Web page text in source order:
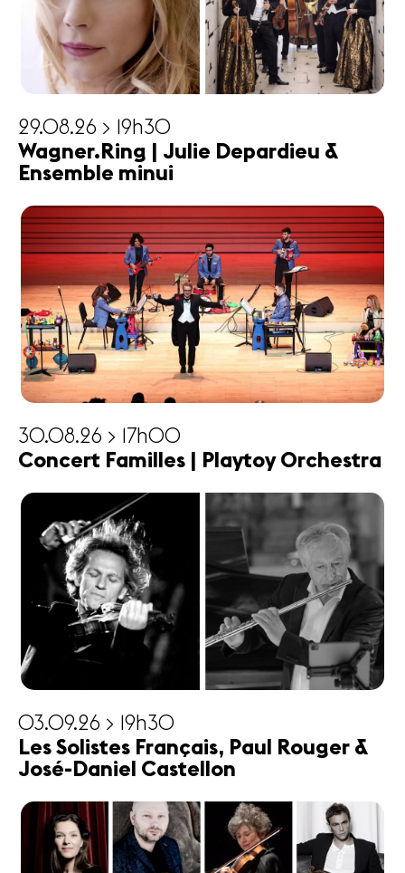
29.08.26 > 19h30
Wagner.Ring | Julie Depardieu &
Ensemble minui
30.08.26 > 17h00
Concert Familles | Playtoy Orchestra
03.09.26 > 19h30
Les Solistes Français, Paul Rouger &
José-Daniel Castellon